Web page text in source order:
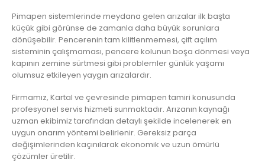
Pimapen sistemlerinde meydana gelen arızalar ilk başta
küçük gibi görünse de zamanla daha büyük sorunlara
dönüşebilir. Pencerenin tam kilitlenmemesi, çift açılım
sisteminin çalışmaması, pencere kolunun boşa dönmesi veya
kapının zemine sürtmesi gibi problemler günlük yaşamı
olumsuz etkileyen yaygın arızalardır.
Firmamız, Kartal ve çevresinde pimapen tamiri konusunda
profesyonel servis hizmeti sunmaktadır. Arızanın kaynağı
uzman ekibimiz tarafından detaylı şekilde incelenerek en
uygun onarım yöntemi belirlenir. Gereksiz parça
değişimlerinden kaçınılarak ekonomik ve uzun ömürlü
çözümler üretilir.